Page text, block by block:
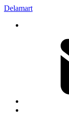
Delamart